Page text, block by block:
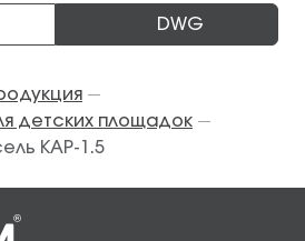
DWG
—
детских площадок —
КАР-1.5